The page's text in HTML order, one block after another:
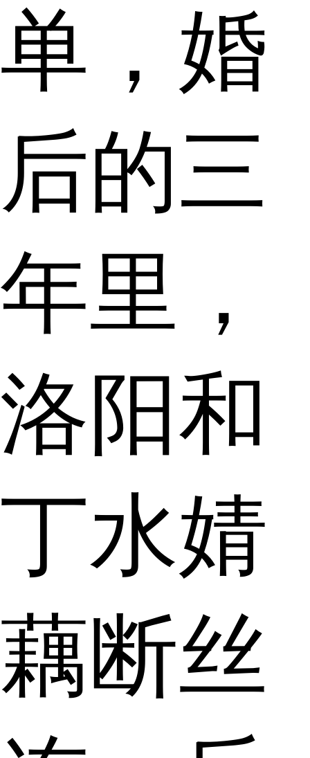
单，婚
后的三
年里，
洛阳和
丁水婧
藕断丝